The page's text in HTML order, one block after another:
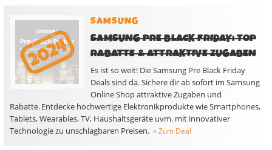
SAMSUNG
SAMSUNG PRE BLACK FRIDAY: TOP
RABATTE & ATTRAKTIVE ZUGABEN
Es ist so weit! Die Samsung Pre Black Friday
Deals sind da. Sichere dir ab sofort im Samsung
Online Shop attraktive Zugaben und
Rabatte. Entdecke hochwertige Elektronikprodukte wie Smartphones,
Tablets, Wearables, TV, Haushaltsgeräte uvm. mit innovativer
Technologie zu unschlagbaren Preisen. » Zum Deal